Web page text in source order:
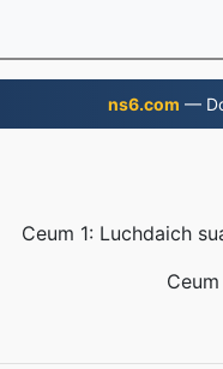
ns6.com —
Ceum 1: Luchdaich